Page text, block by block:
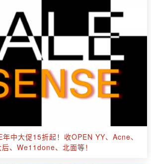
中大促15折起！收OPEN YY、Acne、
、We11done、北面等！